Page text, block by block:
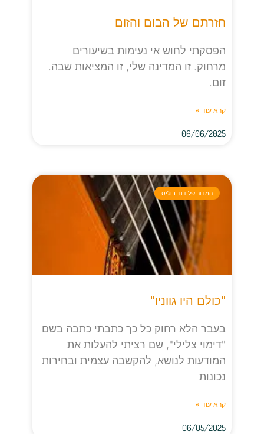
חזרתם של הבום והזום
הפסקתי לחוש אי נעימות בשיעורים
מרחוק. זו המדינה שלי, זו המציאות שבה.
זום.
קרא עוד »
06/06/2025
המדור של דוד בוליס
"כולם היו גווניו"
בעבר הלא רחוק כל כך כתבתי כתבה בשם
"דימוי צלילי", שם רציתי להעלות את
המודעות לנושא, להקשבה עצמית ובחירות
נכונות
קרא עוד »
06/05/2025